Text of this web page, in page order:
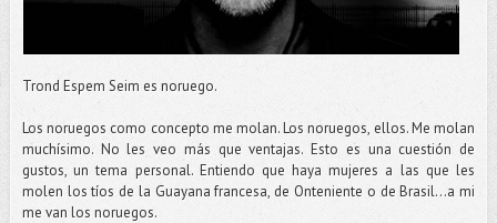
Trond Espem Seim es noruego.
Los noruegos como concepto me molan. Los noruegos, ellos. Me molan
muchísimo. No les veo más que ventajas. Esto es una cuestión de
gustos, un tema personal. Entiendo que haya mujeres a las que les
molen los tíos de la Guayana francesa, de Onteniente o de Brasil…a mi
me van los noruegos.